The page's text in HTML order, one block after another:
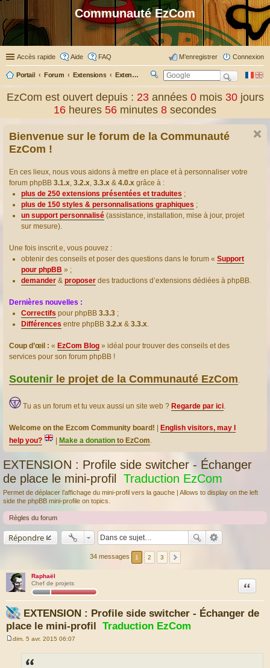
Communauté EzCom
Accès rapide Aide FAQ Connexion
M’enregistrer
Portail Forum Extensions Extensions présentées & traduites
ec
ch
er
EzCom est ouvert depuis : 23 années0 mois30 jours
16 heures 56 minutes 9 secondes
Bienvenue sur le forum de la Communauté
EzCom !
En ces lieux, nous vous aidons à mettre en place et à personnaliser votre
forum phpBB 3.1.x, 3.2.x, 3.3.x & 4.0.x grâce à :
plus de 250 extensions présentées et traduites ;
plus de 150 styles & personnalisations graphiques ;
un support personnalisé (assistance, installation, mise à jour, projet
sur mesure).
Une fois inscrit.e, vous pouvez :
obtenir des conseils et poser des questions dans le forum « Support
pour phpBB » ;
demander & proposer des traductions d’extensions dédiées à phpBB.
Dernières nouvelles :
Correctifs pour phpBB 3.3.3 ;
Différences entre phpBB 3.2.x & 3.3.x.
Coup d’œil : « EzCom Blog » idéal pour trouver des conseils et des
services pour son forum phpBB !
Soutenir le projet de la Communauté EzCom.
Tu as un forum et tu veux aussi un site web ? Regarde par ici.
Welcome on the Ezcom Community board!
English visitors, may I
help you?
Make a donation to EzCom.
EXTENSION : Profile side switcher - Échanger
de place le mini-profil
Traduction EzCom
Permet de déplacer l’affichage du mini-profil vers la gauche | Allows to display on the left
side the phpBB mini-profile on topics.
Règles du forum
Répondre
34 messages 1 2 3
Raphaël
Chef de projets
EXTENSION : Profile side switcher - Échanger de
place le mini-profil Traduction EzCom
Citation
dim. 5 avr. 2015 06:07